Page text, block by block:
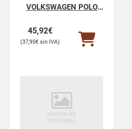
VOLKSWAGEN POLO
45,92€
37,95€